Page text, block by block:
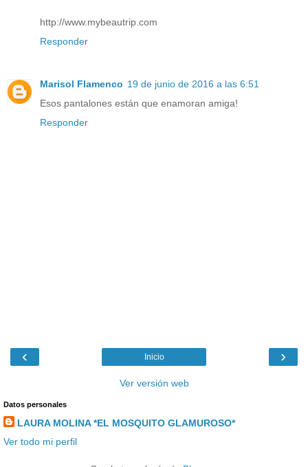
http://www.mybeautrip.com
Responder
Marisol Flamenco 19 de junio de 2016 a las 6:51
Esos pantalones están que enamoran amiga!
Responder
‹ ›
Inicio
Ver versión web
Datos personales
LAURA MOLINA *EL MOSQUITO GLAMUROSO*
Ver todo mi perfil